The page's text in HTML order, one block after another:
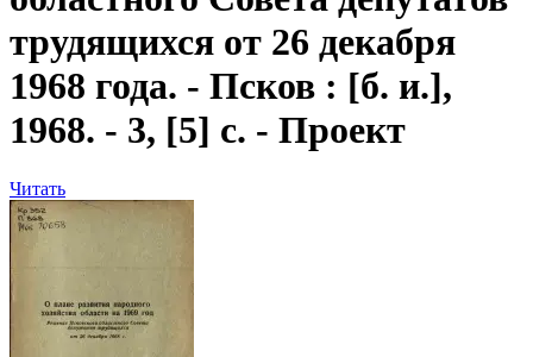
трудящихся от 26 декабря
1968 года. - Псков : [б. и.],
1968. - 3, [5] с. - Проект
Читать